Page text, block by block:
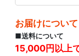
お届けについて
■送料について
15,000円以上